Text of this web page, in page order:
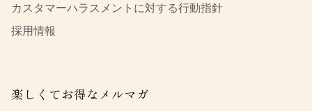
カスタマーハラスメントに対する行動指針
採用情報
楽しくてお得なメルマガ